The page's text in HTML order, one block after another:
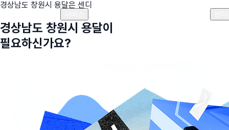
경상남도 창원시 용달은 센디
경상남도 창원시 용달이
필요하신가요?